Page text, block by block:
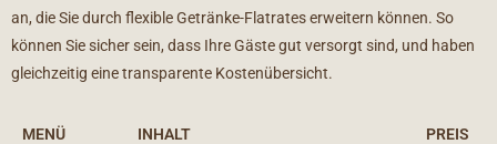
an, die Sie durch flexible Getränke-Flatrates erweitern können. So
können Sie sicher sein, dass Ihre Gäste gut versorgt sind, und haben
gleichzeitig eine transparente Kostenübersicht.
MENÜ INHALT PREIS